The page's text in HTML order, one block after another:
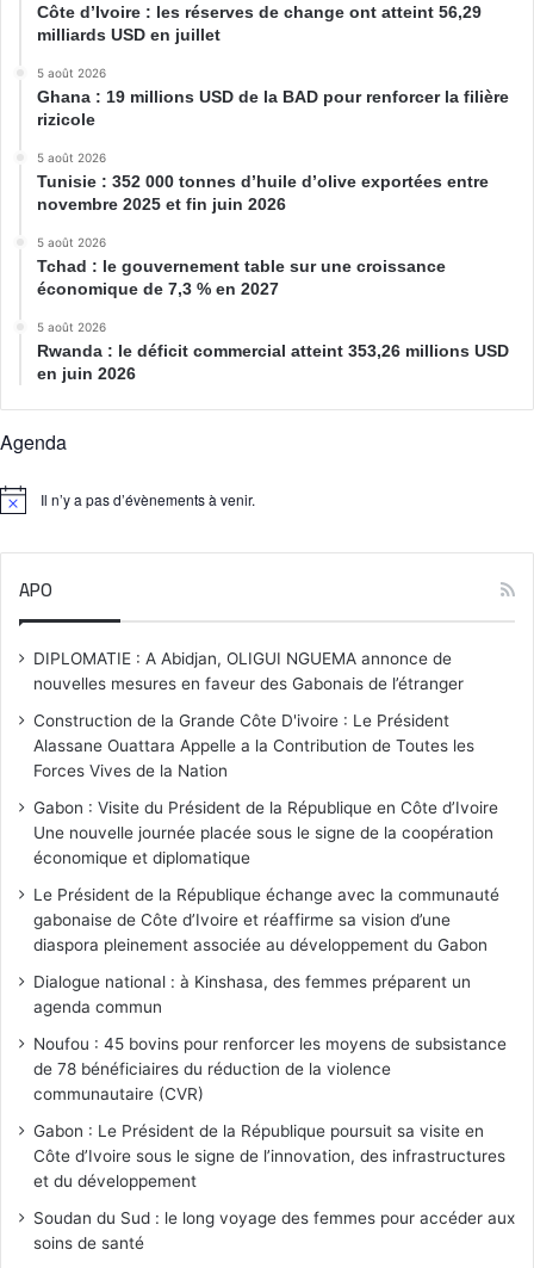
Côte d’Ivoire : les réserves de change ont atteint 56,29
milliards USD en juillet
5 août 2026
Ghana : 19 millions USD de la BAD pour renforcer la filière
rizicole
5 août 2026
Tunisie : 352 000 tonnes d’huile d’olive exportées entre
novembre 2025 et fin juin 2026
5 août 2026
Tchad : le gouvernement table sur une croissance
économique de 7,3 % en 2027
5 août 2026
Rwanda : le déficit commercial atteint 353,26 millions USD
en juin 2026
Agenda
N
Il n’y a pas d’évènements à venir.
APO
DIPLOMATIE : A Abidjan, OLIGUI NGUEMA annonce de
nouvelles mesures en faveur des Gabonais de l’étranger
Construction de la Grande Côte D'ivoire : Le Président
Alassane Ouattara Appelle a la Contribution de Toutes les
Forces Vives de la Nation
Gabon : Visite du Président de la République en Côte d’Ivoire
Une nouvelle journée placée sous le signe de la coopération
économique et diplomatique
Le Président de la République échange avec la communauté
gabonaise de Côte d’Ivoire et réaffirme sa vision d’une
diaspora pleinement associée au développement du Gabon
Dialogue national : à Kinshasa, des femmes préparent un
agenda commun
Noufou : 45 bovins pour renforcer les moyens de subsistance
de 78 bénéficiaires du réduction de la violence
communautaire (CVR)
Gabon : Le Président de la République poursuit sa visite en
Côte d’Ivoire sous le signe de l’innovation, des infrastructures
et du développement
Soudan du Sud : le long voyage des femmes pour accéder aux
soins de santé